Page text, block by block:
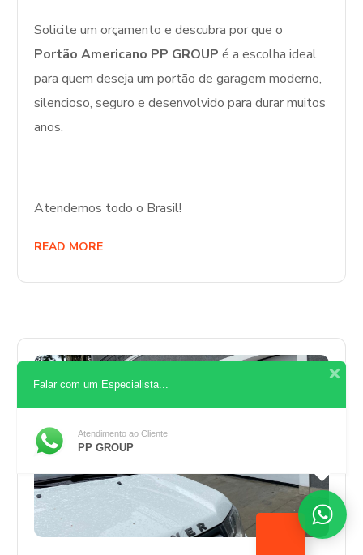
Solicite um orçamento e descubra por que o
Portão Americano PP GROUP é a escolha ideal
para quem deseja um portão de garagem moderno,
silencioso, seguro e desenvolvido para durar muitos
anos.
Atendemos todo o Brasil!
READ MORE
Falar com um Especialista...
Atendimento ao Cliente
PP GROUP